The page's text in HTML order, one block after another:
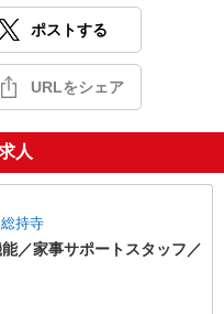
ポストする
URLをシェア
人
持寺
／家事サポートスタッフ／